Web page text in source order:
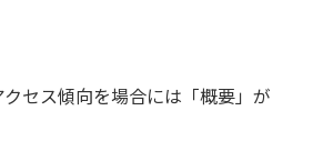
セス傾向を場合には「概要」が